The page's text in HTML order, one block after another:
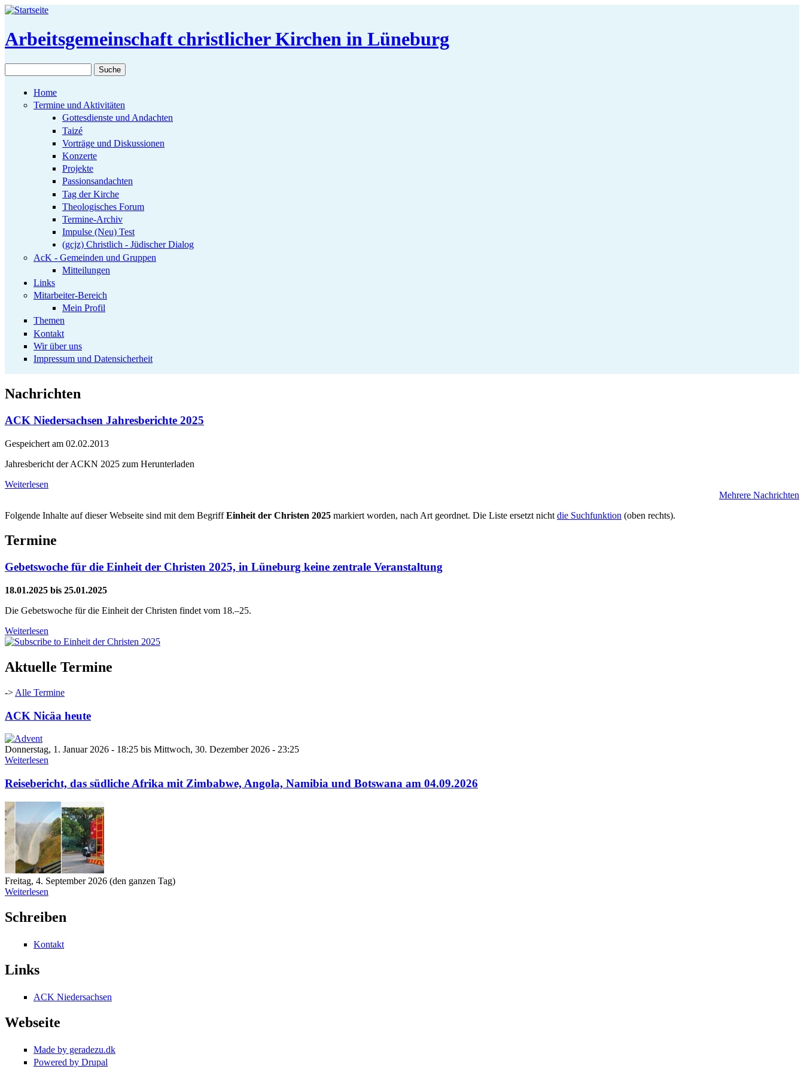
Direkt zum Inhalt
Arbeitsgemeinschaft christlicher Kirchen in Lüneburg
Home
Termine und Aktivitäten
Gottesdienste und Andachten
Taizé
Vorträge und Diskussionen
Konzerte
Projekte
Passionsandachten
Tag der Kirche
Theologisches Forum
Termine-Archiv
Impulse (Neu) Test
(gcjz) Christlich - Jüdischer Dialog
AcK - Gemeinden und Gruppen
Mitteilungen
Links
Mitarbeiter-Bereich
Mein Profil
Themen
Kontakt
Wir über uns
Impressum und Datensicherheit
Nachrichten
ACK Niedersachsen Jahresberichte 2025
Gespeichert am 02.02.2013
Jahresbericht der ACKN 2025 zum Herunterladen
Weiterlesen
Mehrere Nachrichten
Folgende Inhalte auf dieser Webseite sind mit dem BegriffEinheit der Christen 2025 markiert worden, nach Art geordnet. Die Liste ersetzt nicht die Suchfunktion (oben rechts).
Termine
Gebetswoche für die Einheit der Christen 2025, in Lüneburg keine zentrale Veranstaltung
18.01.2025 bis 25.01.2025
Die Gebetswoche für die Einheit der Christen findet vom 18.–25.
Weiterlesen
Aktuelle Termine
-> Alle Termine
ACK Nicäa heute
Donnerstag, 1. Januar 2026 - 18:25 bis Mittwoch, 30. Dezember 2026 - 23:25
Weiterlesen
Reisebericht, das südliche Afrika mit Zimbabwe, Angola, Namibia und Botswana am 04.09.2026
Freitag, 4. September 2026 (den ganzen Tag)
Weiterlesen
Schreiben
Kontakt
Links
ACK Niedersachsen
Webseite
Made by geradezu.dk
Powered by Drupal